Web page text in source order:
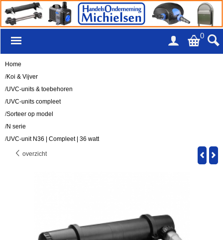
0
Home
/Koi & Vijver
/UVC-units & toebehoren
/UVC-units compleet
/Sorteer op model
/N serie
/UVC-unit N36 | Compleet | 36 watt
overzicht